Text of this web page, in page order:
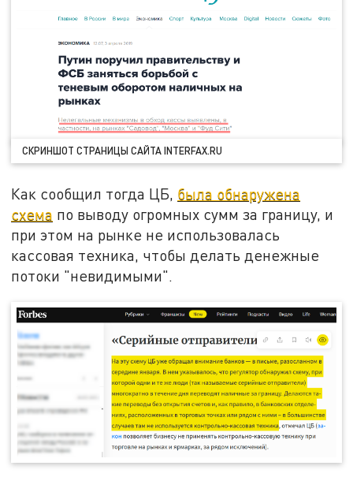
СКРИНШОТ СТРАНИЦЫ САЙТА INTERFAX.RU
Как сообщил тогда ЦБ, была обнаружена
схема по выводу огромных сумм за границу, и
при этом на рынке не использовалась
кассовая техника, чтобы делать денежные
потоки "невидимыми".